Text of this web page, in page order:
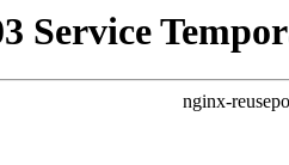
Service
nginx-